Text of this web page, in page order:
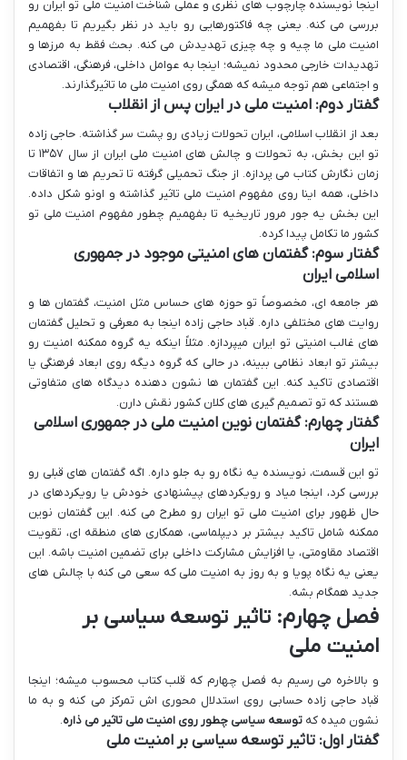
اینجا نویسنده چارچوب های نظری و عملی شناخت امنیت ملی تو ایران رو
بررسی می کنه. یعنی چه فاکتورهایی رو باید در نظر بگیریم تا بفهمیم
امنیت ملی ما چیه و چه چیزی تهدیدش می کنه. بحث فقط به مرزها و
تهدیدات خارجی محدود نمیشه؛ اینجا به عوامل داخلی، فرهنگی، اقتصادی
و اجتماعی هم توجه میشه که همگی روی امنیت ملی ما تاثیرگذارند.
گفتار دوم: امنیت ملی در ایران پس از انقلاب
بعد از انقلاب اسلامی، ایران تحولات زیادی رو پشت سر گذاشته. حاجی زاده
تو این بخش، به تحولات و چالش های امنیت ملی ایران از سال ۱۳۵۷ تا
زمان نگارش کتاب می پردازه. از جنگ تحمیلی گرفته تا تحریم ها و اتفاقات
داخلی، همه اینا روی مفهوم امنیت ملی تاثیر گذاشته و اونو شکل داده.
این بخش یه جور مرور تاریخیه تا بفهمیم چطور مفهوم امنیت ملی تو
کشور ما تکامل پیدا کرده.
گفتار سوم: گفتمان های امنیتی موجود در جمهوری
اسلامی ایران
هر جامعه ای، مخصوصاً تو حوزه های حساس مثل امنیت، گفتمان ها و
روایت های مختلفی داره. قباد حاجی زاده اینجا به معرفی و تحلیل گفتمان
های غالب امنیتی تو ایران میپردازه. مثلاً اینکه یه گروه ممکنه امنیت رو
بیشتر تو ابعاد نظامی ببینه، در حالی که گروه دیگه روی ابعاد فرهنگی یا
اقتصادی تاکید کنه. این گفتمان ها نشون دهنده دیدگاه های متفاوتی
هستند که تو تصمیم گیری های کلان کشور نقش دارن.
گفتار چهارم: گفتمان نوین امنیت ملی در جمهوری اسلامی
ایران
تو این قسمت، نویسنده یه نگاه رو به جلو داره. اگه گفتمان های قبلی رو
بررسی کرد، اینجا میاد و رویکردهای پیشنهادی خودش یا رویکردهای در
حال ظهور برای امنیت ملی تو ایران رو مطرح می کنه. این گفتمان نوین
ممکنه شامل تاکید بیشتر بر دیپلماسی، همکاری های منطقه ای، تقویت
اقتصاد مقاومتی، یا افزایش مشارکت داخلی برای تضمین امنیت باشه. این
یعنی یه نگاه پویا و به روز به امنیت ملی که سعی می کنه با چالش های
جدید همگام بشه.
فصل چهارم: تاثیر توسعه سیاسی بر
امنیت ملی
و بالاخره می رسیم به فصل چهارم که قلب کتاب محسوب میشه؛ اینجا
قباد حاجی زاده حسابی روی استدلال محوری اش تمرکز می کنه و به ما
نشون میده که توسعه سیاسی چطور روی امنیت ملی تاثیر می ذاره.
گفتار اول: تاثیر توسعه سیاسی بر امنیت ملی